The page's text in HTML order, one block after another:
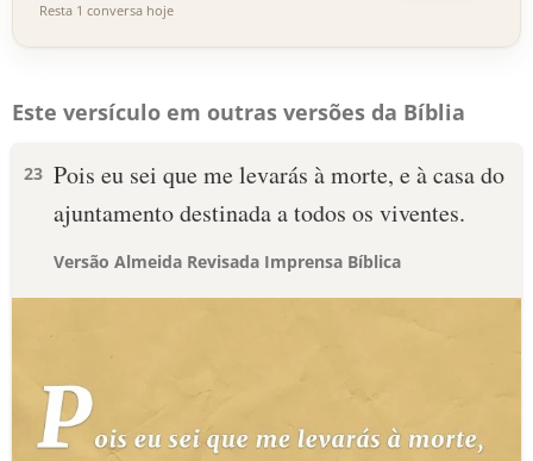
Resta 1 conversa hoje
Este versículo em outras versões da Bíblia
23 Pois eu sei que me levarás à morte, e à casa do
ajuntamento destinada a todos os viventes.
Versão Almeida Revisada Imprensa Bíblica